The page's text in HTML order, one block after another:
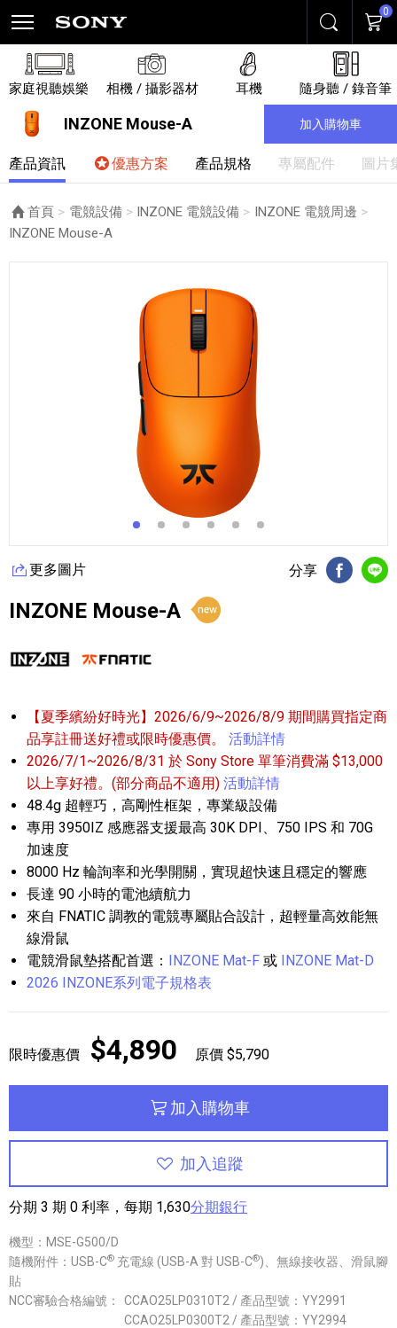
搜尋 購物
0
家庭視聽娛樂 相機 / 攝影器材 耳機 隨身聽 / 錄音筆
INZONE Mouse-A 加入購物車
產品資訊 優惠方案 產品規格 專屬配件 圖片
首頁 電競設備 INZONE 電競設備
INZONE 電競周邊
目前頁面：
INZONE Mouse-A
更多圖片 分享
FB分享
INZONE Mouse-A
【夏季繽紛好時光】2026/6/9~2026/8/9 期間購買指定商
品享註冊送好禮或限時優惠價。
活動詳情
2026/7/1~2026/8/31 於 Sony Store 單筆消費滿 $13,000
以上享好禮。(部分商品不適用) 活動詳情
48.4g 超輕巧，高剛性框架，專業級設備
專用 3950IZ 感應器支援最高 30K DPI、750 IPS 和 70G
加速度
8000 Hz 輪詢率和光學開關，實現超快速且穩定的響應
長達 90 小時的電池續航力
來自 FNATIC 調教的電競專屬貼合設計，超輕量高效能無
線滑鼠
電競滑鼠墊搭配首選： INZONE Mat-F 或 INZONE Mat-D
2026 INZONE系列電子規格表
限時優惠價 $4,890 原價 $5,790
加入購物車
加入追蹤
分期 3 期 0 利率，每期 1,630分期銀行
機型：MSE-G500/D
隨機附件：USB-C® 充電線 (USB-A 對 USB-C®)、無線接收器、滑鼠腳
貼
NCC審驗合格編號：
CCAO25LP0310T2 / 產品型號：YY2991
CCAO25LP0300T2 / 產品型號：YY2994